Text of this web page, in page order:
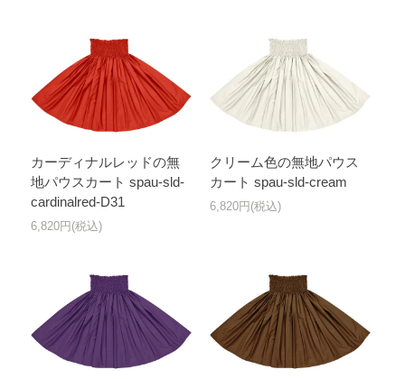
カーディナルレッドの無
地パウスカート spau-sld-
cardinalred-D31
6,820円(税込)
クリーム色の無地パウス
カート spau-sld-cream
6,820円(税込)